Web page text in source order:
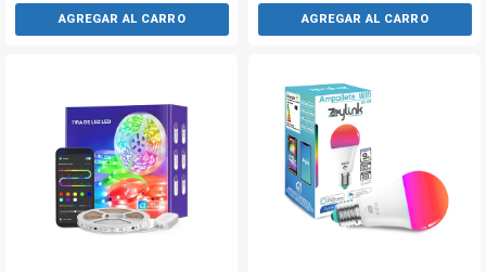
AGREGAR AL CARRO AGREGAR AL CARRO